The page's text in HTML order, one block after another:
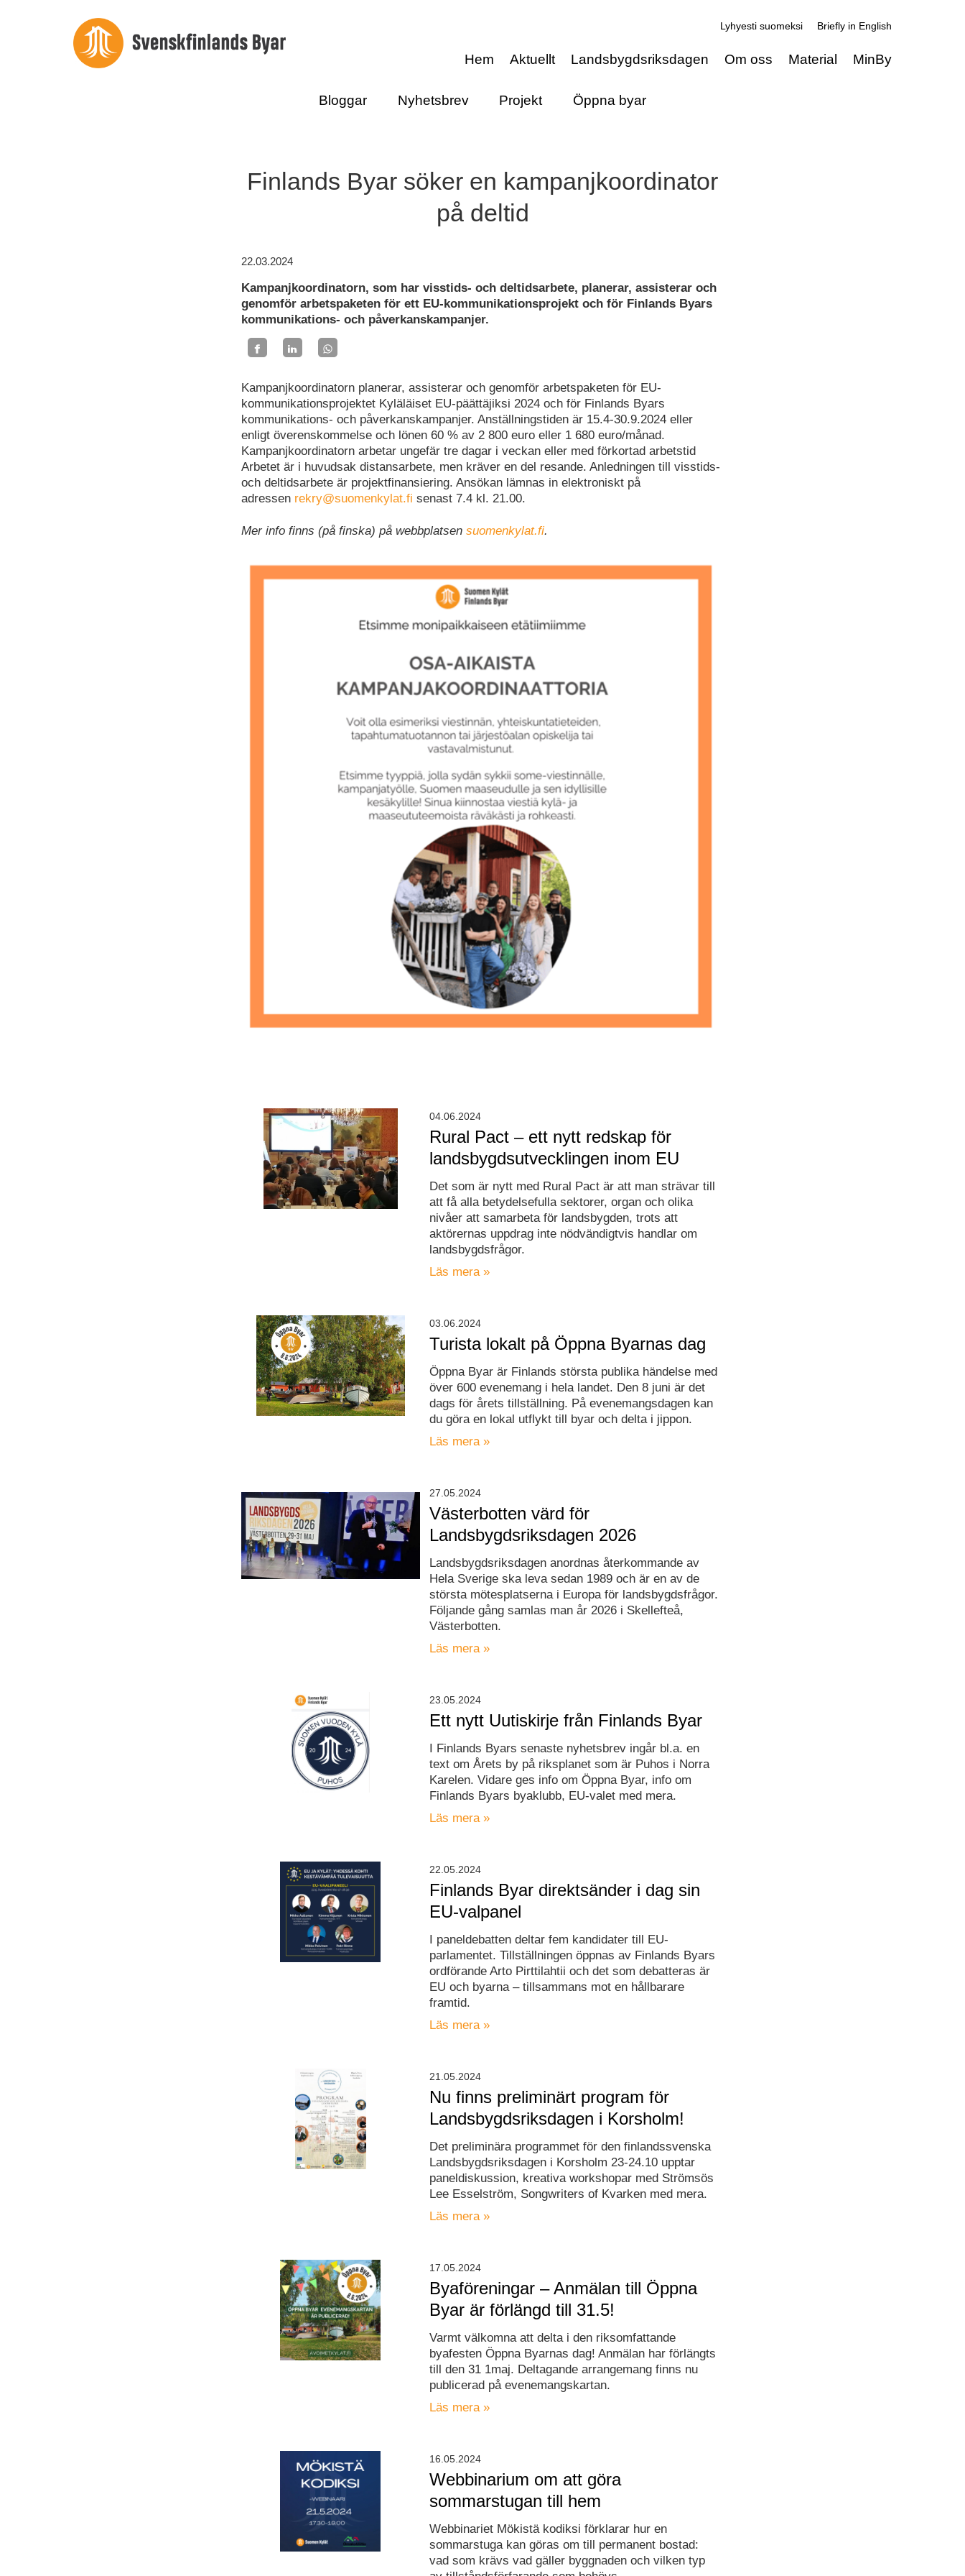
Lyhyesti suomeksi Briefly in English
Hem Aktuellt Landsbygdsriksdagen Om oss Material MinBy
Bloggar Nyhetsbrev Projekt Öppna byar
Finlands Byar söker en kampanjkoordinator
på deltid
22.03.2024
Kampanjkoordinatorn, som har visstids- och deltidsarbete, planerar, assisterar och
genomför arbetspaketen för ett EU-kommunikationsprojekt och för Finlands Byars
kommunikations- och påverkanskampanjer.
Kampanjkoordinatorn planerar, assisterar och genomför arbetspaketen för EU-
kommunikationsprojektet Kyläläiset EU-päättäjiksi 2024 och för Finlands Byars
kommunikations- och påverkanskampanjer. Anställningstiden är 15.4-30.9.2024 eller
enligt överenskommelse och lönen 60 % av 2 800 euro eller 1 680 euro/månad.
Kampanjkoordinatorn arbetar ungefär tre dagar i veckan eller med förkortad arbetstid
Arbetet är i huvudsak distansarbete, men kräver en del resande. Anledningen till visstids-
och deltidsarbete är projektfinansiering. Ansökan lämnas in elektroniskt på
adressen rekry@suomenkylat.fi senast 7.4 kl. 21.00.
Mer info finns (på finska) på webbplatsen suomenkylat.fi.
Rural Pact – ett nytt redskap för
landsbygdsutvecklingen inom EU
Det som är nytt med Rural Pact är att man strävar till
att få alla betydelsefulla sektorer, organ och olika
nivåer att samarbeta för landsbygden, trots att
aktörernas uppdrag inte nödvändigtvis handlar om
landsbygdsfrågor.
Läs mera »
04.06.2024
Turista lokalt på Öppna Byarnas dag
Öppna Byar är Finlands största publika händelse med
över 600 evenemang i hela landet. Den 8 juni är det
dags för årets tillställning. På evenemangsdagen kan
du göra en lokal utflykt till byar och delta i jippon.
Läs mera »
03.06.2024
Västerbotten värd för
Landsbygdsriksdagen 2026
Landsbygdsriksdagen anordnas återkommande av
Hela Sverige ska leva sedan 1989 och är en av de
största mötesplatserna i Europa för landsbygdsfrågor.
Följande gång samlas man år 2026 i Skellefteå,
Västerbotten.
Läs mera »
27.05.2024
Ett nytt Uutiskirje från Finlands Byar
I Finlands Byars senaste nyhetsbrev ingår bl.a. en
text om Årets by på riksplanet som är Puhos i Norra
Karelen. Vidare ges info om Öppna Byar, info om
Finlands Byars byaklubb, EU-valet med mera.
Läs mera »
23.05.2024
Finlands Byar direktsänder i dag sin
EU-valpanel
I paneldebatten deltar fem kandidater till EU-
parlamentet. Tillställningen öppnas av Finlands Byars
ordförande Arto Pirttilahtii och det som debatteras är
EU och byarna – tillsammans mot en hållbarare
framtid.
Läs mera »
22.05.2024
Nu finns preliminärt program för
Landsbygdsriksdagen i Korsholm!
Det preliminära programmet för den finlandssvenska
Landsbygdsriksdagen i Korsholm 23-24.10 upptar
paneldiskussion, kreativa workshopar med Strömsös
Lee Esselström, Songwriters of Kvarken med mera.
Läs mera »
21.05.2024
Byaföreningar – Anmälan till Öppna
Byar är förlängd till 31.5!
Varmt välkomna att delta i den riksomfattande
byafesten Öppna Byarnas dag! Anmälan har förlängts
till den 31 1maj. Deltagande arrangemang finns nu
publicerad på evenemangskartan.
Läs mera »
17.05.2024
Webbinarium om att göra
sommarstugan till hem
Webbinariet Mökistä kodiksi förklarar hur en
sommarstuga kan göras om till permanent bostad:
vad som krävs vad gäller byggnaden och vilken typ
16.05.2024